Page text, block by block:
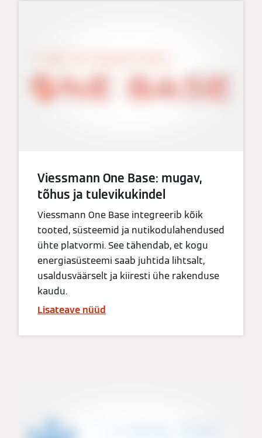
Viessmann One Base: mugav,
tõhus ja tulevikukindel
Viessmann One Base integreerib kõik
tooted, süsteemid ja nutikodulahendused
ühte platvormi. See tähendab, et kogu
energiasüsteemi saab juhtida lihtsalt,
usaldusväärselt ja kiiresti ühe rakenduse
kaudu.
Lisateave nüüd